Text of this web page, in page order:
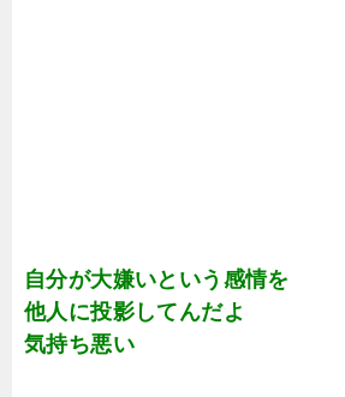
自分が大嫌いという感情を
他人に投影してんだよ
気持ち悪い